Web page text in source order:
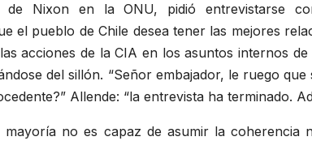
de Nixon en la ONU, pidió entrevistarse
el pueblo de Chile desea tener las mejores
acciones de la CIA en los asuntos internos de
del sillón. Señor embajador, le ruego que
Allende: la entrevista ha terminado.
no es capaz de asumir la coherencia